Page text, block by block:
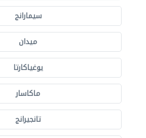
سيمارانج
ميدان
يوغياكارتا
ماكاسار
تانجيرانج